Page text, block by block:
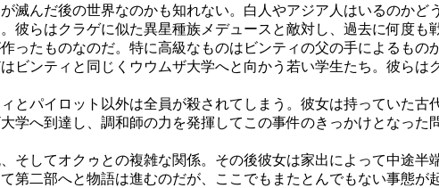
んだ後の世界なのかも知れない。白人やアジア人はいるのかど
彼らはクラゲに似た異星種族メデュースと敵対し、過去に何度も
たものなのだ。特に高級なものはビンティの父の手によるもの
ンティと同じくウウムザ大学へと向かう若い学生たち。彼らは
パイロット以外は全員が殺されてしまう。彼女は持っていた古
へ到達し、調和師の力を発揮してこの事件のきっかけとなった
してオクゥとの複雑な関係。その後彼女は家出によって中途半
第二部へと物語は進むのだが、ここでもまたとんでもない事態が